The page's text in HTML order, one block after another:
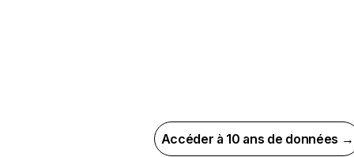
Accéder à 10 ans de données →